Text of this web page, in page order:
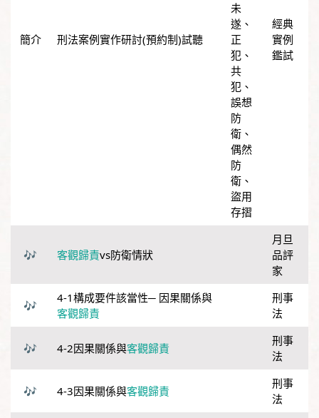
刑法案例實作研討(預約制)試聽
未
遂 、
正
犯 、
共
犯 、
誤想
防
衛 、
偶然
防
衛 、
盜用
存摺
經典
實例
鑑試
客觀歸責vs防衛情狀
月旦
品評
家
4-1構成要件該當性─ 因果關係與
客觀歸責
刑事
法
4-2因果關係與客觀歸責
刑事
法
4-3因果關係與客觀歸責
刑事
法